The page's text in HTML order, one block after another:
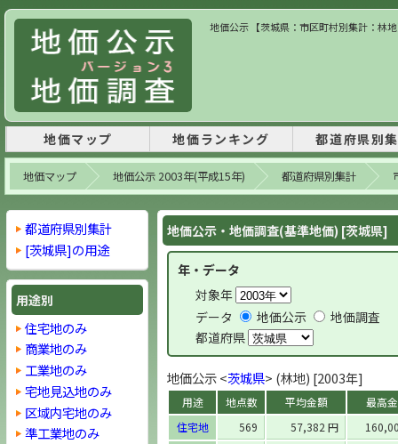
地価公示 【茨城県：市区町村別集計：林
地価マップ 地価ランキング 都道府県別
地価マップ 地価公示 2003年(平成15年) 都道府県別集計
地価公示・地価調査(基準地価) [茨城県]
年・データ
対象年
データ
地価公示
地価調査
都道府県
地価公示 <茨城県> (林地) [2003年]
用途 地点数 平均金額
最高
住宅地
569 57,382 円
都道府県別集計
[茨城県]の用途
用途別
住宅地のみ
商業地のみ
工業地のみ
宅地見込地のみ
区域内宅地のみ
準工業地のみ